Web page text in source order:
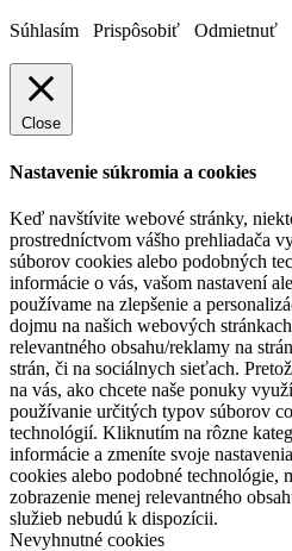
Súhlasím Prispôsobiť Odmietnuť
Close
Nastavenie súkromia a cookies
Keď navštívite webové stránky,
prostredníctvom vášho prehliadača
súborov cookies alebo podobných
informácie o vás, vašom nastavení
používame na zlepšenie a
dojmu na našich webových
relevantného obsahu/reklamy na
strán, či na sociálnych sieťach.
na vás, ako chcete naše ponuky
používanie určitých typov súborov
technológií. Kliknutím na rôzne
informácie a zmeníte svoje
cookies alebo podobné technológie,
zobrazenie menej relevantného
služieb nebudú k dispozícii.
Nevyhnutné cookies